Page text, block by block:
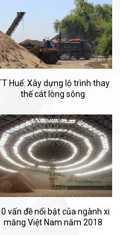
Huế: Xây dựng lộ trình thay
thế cát lòng sông
vấn đề nổi bật của ngành xi
măng Việt Nam năm 2018